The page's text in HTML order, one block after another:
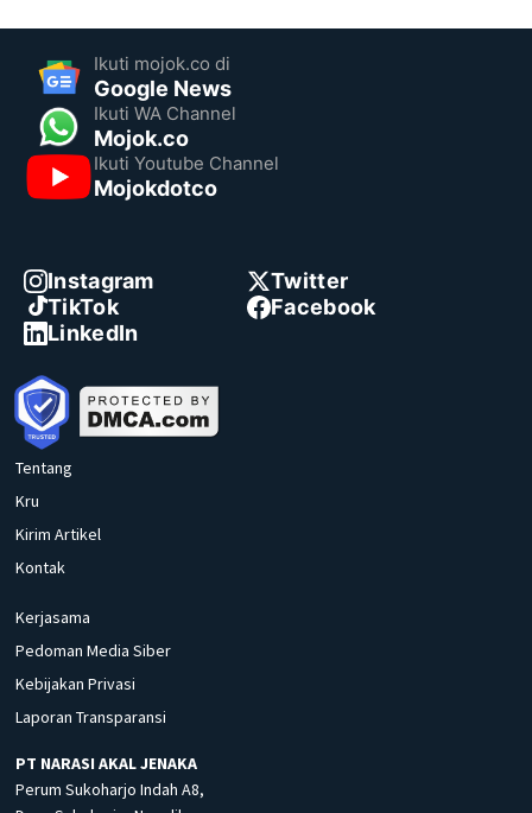
Ikuti mojok.co di
Google News
Ikuti WA Channel
Mojok.co
Ikuti Youtube Channel
Mojokdotco
Instagram
Twitter
TikTok
Facebook
LinkedIn
Tentang
Kru
Kirim Artikel
Kontak
Kerjasama
Pedoman Media Siber
Kebijakan Privasi
Laporan Transparansi
PT NARASI AKAL JENAKA
Perum Sukoharjo Indah A8,